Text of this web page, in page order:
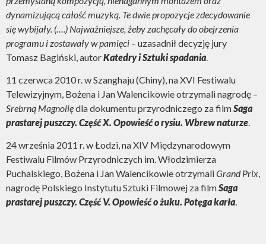
dynamizującą całość muzyką. Te dwie propozycje zdecydowanie
się wybijały. (….) Najważniejsze, żeby zachęcały do obejrzenia
programu i zostawały w pamięci – uzasadnił decyzję jury
Tomasz Bagiński, autorKatedry i Sztuki spadania
11 czerwca 2010 r. w Szanghaju (Chiny), na XVI Festiwalu
Telewizyjnym, Bożena i Jan Walencikowie otrzymali nagrodę –
Srebrną Magnoliędla dokumentu przyrodniczego za filmSaga
prastarej puszczy. Część X. Opowieść o rysiu. Wbrew naturze.
24 września 2011 r. w Łodzi, na XIV Międzynarodowym
Festiwalu Filmów Przyrodniczych im. Włodzimierza
Puchalskiego, Bożena i Jan Walencikowie otrzymaliGrand Prix,
nagrodę Polskiego Instytutu Sztuki Filmowej za filmSaga
prastarej puszczy. Część V. Opowieść o żuku. Potęga karła.